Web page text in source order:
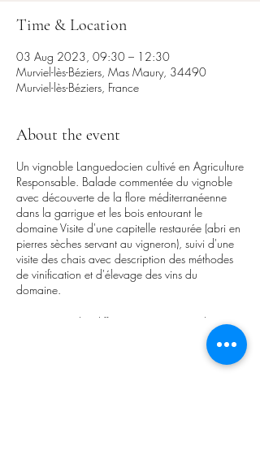
Time & Location
03 Aug 2023, 09:30 – 12:30
Murviel-lès-Béziers, Mas Maury, 34490
Murviel-lès-Béziers, France
About the event
Un vignoble Languedocien cultivé en Agriculture
Responsable. Balade commentée du vignoble
avec découverte de la flore méditerranéenne
dans la garrigue et les bois entourant le
domaine Visite d'une capitelle restaurée (abri en
pierres sèches servant au vigneron), suivi d'une
visite des chais avec description des méthodes
de vinification et d'élevage des vins du
domaine.
Dégustation des différentes cuvées pour les
adultes, dégustation de jus de raisin pour les